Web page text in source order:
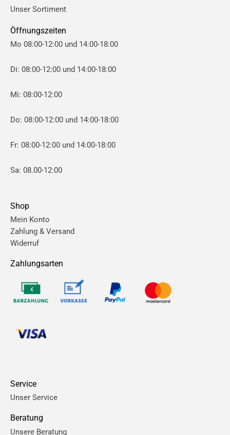
Unser Sortiment
Öffnungszeiten
Mo 08:00-12:00 und 14:00-18:00
Di: 08:00-12:00 und 14:00-18:00
Mi: 08:00-12:00
Do: 08:00-12:00 und 14:00-18:00
Fr: 08:00-12:00 und 14:00-18:00
Sa: 08.00-12:00
Shop
Mein Konto
Zahlung & Versand
Widerruf
Zahlungsarten
Service
Unser Service
Beratung
Unsere Beratung